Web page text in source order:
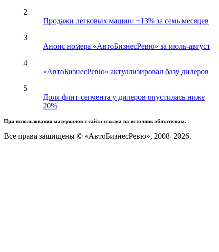
2
Продажи легковых машин: +13% за семь месяцев
3
Анонс номера «АвтоБизнесРевю» за июль-август
4
«АвтоБизнесРевю» актуализировал базу дилеров
5
Доля флит-сегмента у дилеров опустилась ниже
20%
При использовании материалов с сайта ссылка на источник обязательна.
Все права защищены © «АвтоБизнесРевю», 2008–2026.